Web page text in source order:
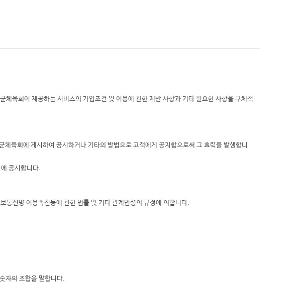
회이 제공하는 서비스의 가입조건 및 이용에 관한 제반 사항과 기타 필요한 사항을 구체적
육회에 게시하여 공시하거나 기타의 방법으로 고객에게 공지함으로써 그 효력을 발생합니
공시합니다.
신망 이용촉진등에 관한 법률 및 기타 관계법령의 규정에 의합니다.
자의 조합을 말합니다.